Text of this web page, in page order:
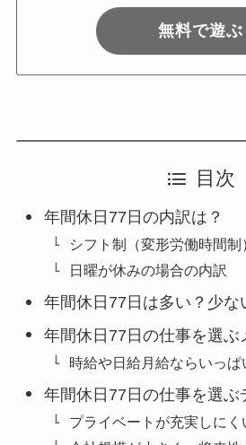
無料で遊ぶ
目次
年間休日77日の内訳は？
シフト制（変形労働時間制
日曜が休みの場合の内訳
年間休日77日は多い？少な
年間休日77日の仕事を選ぶ
時給や日給月給ならいっぱ
年間休日77日の仕事を選ぶ
プライベートが充実しにく